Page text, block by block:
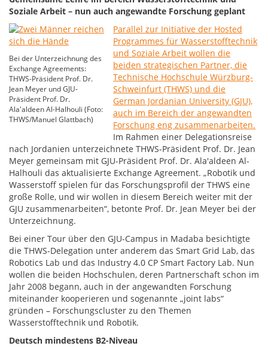
Soziale Arbeit – nun auch angewandte Forschung geplant
Bei der Unterzeichnung des
Exchange Agreements:
THWS-Präsident Prof. Dr.
Jean Meyer und GJU-
Präsident Prof. Dr.
Ala'aldeen Al-Halhouli (Foto:
THWS/Manuel Glattbach)
Parallel zur Initiative der Hosted
Programmes für Wasserstofftechnik
und Soziale Arbeit wollen die
beiden strategischen Partner, die
Technische Hochschule Würzburg-
Schweinfurt (THWS) und die
German Jordanian University (GJU),
auch im Bereich der angewandten
Forschung eng zusammenarbeiten.
Im Rahmen einer Delegationsreise
nach Jordanien unterzeichnete THWS-Präsident Prof. Dr. Jean
Meyer gemeinsam mit GJU-Präsident Prof. Dr. Ala'aldeen Al-
Halhouli das aktualisierte Exchange Agreement. „Robotik und
Wasserstoff spielen für das Forschungsprofil der THWS eine
große Rolle, und wir wollen in diesem Bereich weiter mit der
GJU zusammenarbeiten“, betonte Prof. Dr. Jean Meyer bei der
Unterzeichnung.
Bei einer Tour über den GJU-Campus in Madaba besichtigte
die THWS-Delegation unter anderem das Smart Grid Lab, das
Robotics Lab und das Industry 4.0 CP Smart Factory Lab. Nun
wollen die beiden Hochschulen, deren Partnerschaft schon im
Jahr 2008 begann, auch in der angewandten Forschung
miteinander kooperieren und sogenannte „joint labs“
gründen – Forschungscluster zu den Themen
Wasserstofftechnik und Robotik.
Deutsch mindestens B2-Niveau